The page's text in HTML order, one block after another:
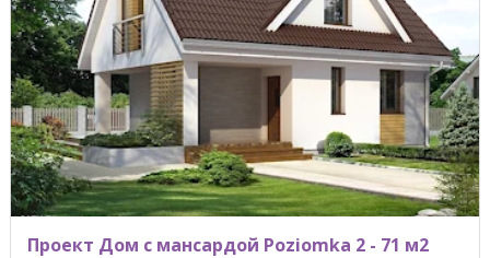
Проект Дом с мансардой Poziomka 2 - 71 м2